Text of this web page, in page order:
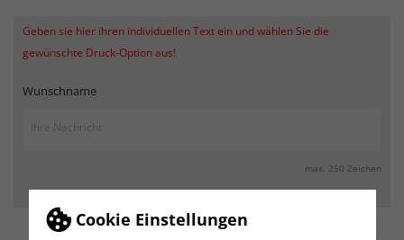
Cookie Einstellungen
Geben sie hier ihren individuellen Text ein und wählen Sie die
gewünschte Druck-Option aus!
Wunschname
max. 250 Zeichen